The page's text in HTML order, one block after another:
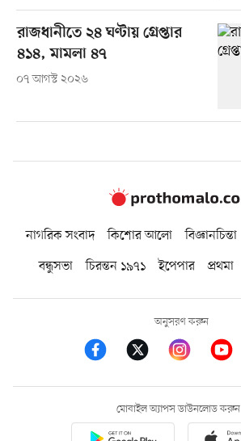
রাজধানীতে ২৪ ঘণ্টায় গ্রেপ্তার
৪১৪, মামলা ৪৭
০৭ আগস্ট ২০২৬
নাগরিক সংবাদ কিশোর আলো বিজ্ঞানচিন্তা
বন্ধুসভা
চিরন্তন ১৯৭১ ইপেপার প্রথমা
অনুসরণ করুন
মোবাইল অ্যাপস ডাউনলোড করুন